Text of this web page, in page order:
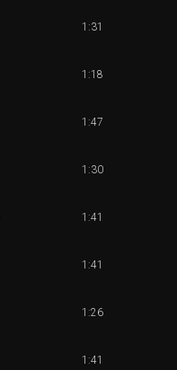
1:31
1:18
1:47
1:30
1:41
1:41
1:26
1:41